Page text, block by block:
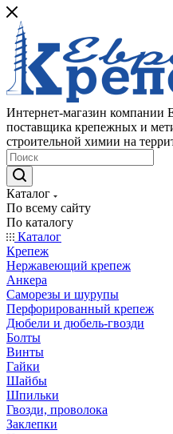
Интернет-магазин компании
поставщика крепежных и
строительной химии на
Каталог
По всему сайту
По каталогу
Каталог
Крепеж
Нержавеющий крепеж
Анкера
Саморезы и шурупы
Перфорированный крепеж
Дюбели и дюбель-гвозди
Болты
Винты
Гайки
Шайбы
Шпильки
Гвозди, проволока
Заклепки